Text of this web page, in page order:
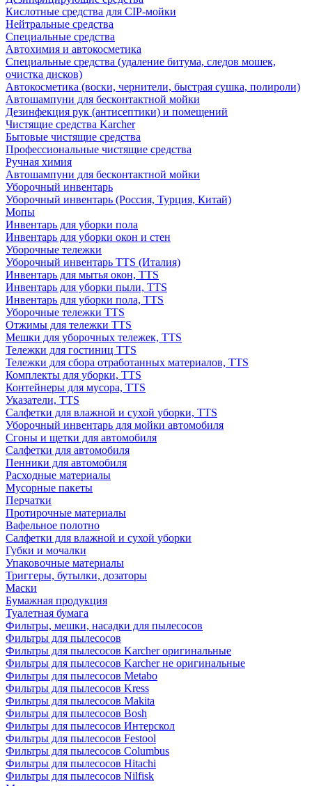
Кислотные средства для CIP-мойки
Нейтральные средства
Специальные средства
Автохимия и автокосметика
Специальные средства (удаление битума, следов мошек,
очистка дисков)
Автокосметика (воски, чернители, быстрая сушка, полироли)
Автошампуни для бесконтактной мойки
Дезинфекция рук (антисептики) и помещений
Чистящие средства Karcher
Бытовые чистящие средства
Профессиональные чистящие средства
Ручная химия
Автошампуни для бесконтактной мойки
Уборочный инвентарь
Уборочный инвентарь (Россия, Турция, Китай)
Мопы
Инвентарь для уборки пола
Инвентарь для уборки окон и стен
Уборочные тележки
Уборочный инвентарь TTS (Италия)
Инвентарь для мытья окон, TTS
Инвентарь для уборки пыли, TTS
Инвентарь для уборки пола, TTS
Уборочные тележки TTS
Отжимы для тележки TTS
Мешки для уборочных тележек, TTS
Тележки для гостиниц TTS
Тележки для сбора отработанных материалов, TTS
Комплекты для уборки, TTS
Контейнеры для мусора, TTS
Указатели, TTS
Салфетки для влажной и сухой уборки, TTS
Уборочный инвентарь для мойки автомобиля
Сгоны и щетки для автомобиля
Салфетки для автомобиля
Пенники для автомобиля
Расходные материалы
Мусорные пакеты
Перчатки
Протирочные материалы
Вафельное полотно
Салфетки для влажной и сухой уборки
Губки и мочалки
Упаковочные материалы
Триггеры, бутылки, дозаторы
Маски
Бумажная продукция
Туалетная бумага
Фильтры, мешки, насадки для пылесосов
Фильтры для пылесосов
Фильтры для пылесосов Karcher оригинальные
Фильтры для пылесосов Karcher не оригинальные
Фильтры для пылесосов Metabo
Фильтры для пылесосов Kress
Фильтры для пылесосов Makita
Фильтры для пылесосов Bosh
Фильтры для пылесосов Интерскол
Фильтры для пылесосов Festool
Фильтры для пылесосов Columbus
Фильтры для пылесосов Hitachi
Фильтры для пылесосов Nilfisk